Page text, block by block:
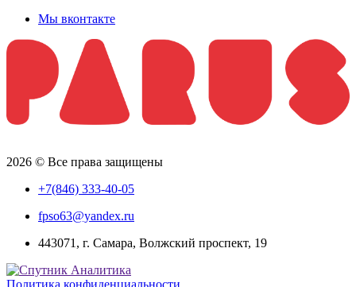
Мы вконтакте
2026 © Все права защищены
+7(846) 333-40-05
fpso63@yandex.ru
443071, г. Самара, Волжский проспект, 19
Политика конфиденциальности